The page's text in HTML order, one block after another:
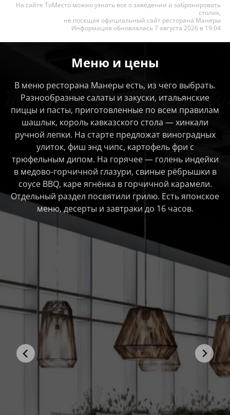
На сайте ТоМесто можно узнать все о заведении и забронировать
столик,
не посещая официальный сайт ресторана Манеры
Информация обновлялась 7 августа 2026 в 19:04
Меню и цены
В меню ресторана Манеры есть, из чего выбрать.
Разнообразные салаты и закуски, итальянские
пиццы и пасты, приготовленные по всем правилам
шашлык, король кавказского стола — хинкали
ручной лепки. На старте предложат виноградных
улиток, фиш энд чипс, картофель фри с
трюфельным дипом. На горячее — голень индейки
в медово-горчичной глазури, свиные рёбрышки в
соусе BBQ, каре ягнёнка в горчичной карамели.
Отдельный раздел посвятили грилю. Есть японское
меню, десерты и завтраки до 16 часов.